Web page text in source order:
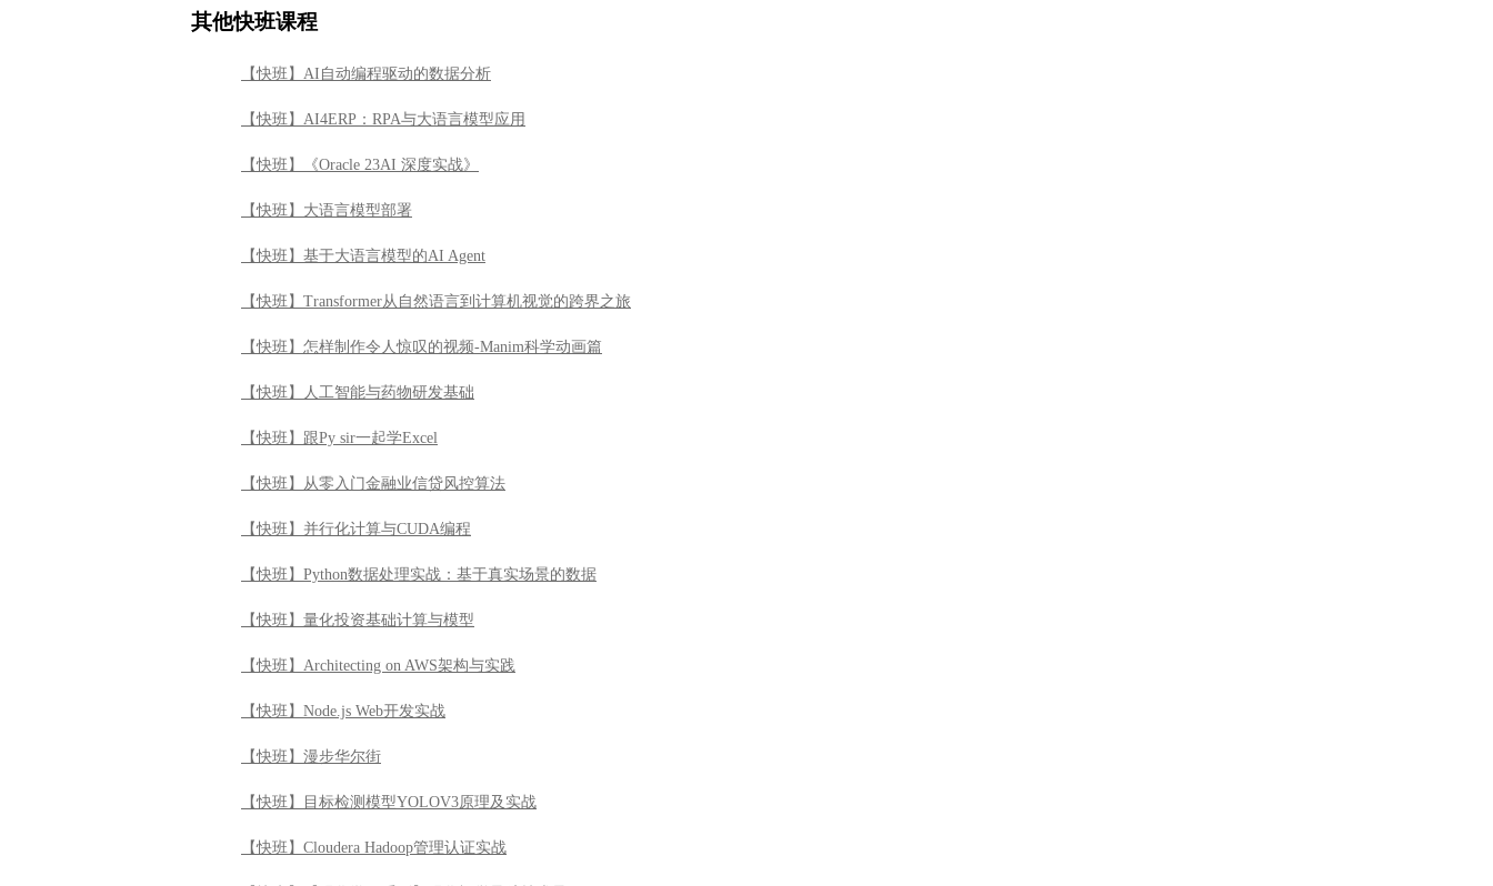
其他快班课程
【快班】AI自动编程驱动的数据分析
【快班】AI4ERP：RPA与大语言模型应用
【快班】《Oracle 23AI 深度实战》
【快班】大语言模型部署
【快班】基于大语言模型的AI Agent
【快班】Transformer从自然语言到计算机视觉的跨界之旅
【快班】怎样制作令人惊叹的视频-Manim科学动画篇
【快班】人工智能与药物研发基础
【快班】跟Py sir一起学Excel
【快班】从零入门金融业信贷风控算法
【快班】并行化计算与CUDA编程
【快班】Python数据处理实战：基于真实场景的数据
【快班】量化投资基础计算与模型
【快班】Architecting on AWS架构与实践
【快班】Node.js Web开发实战
【快班】漫步华尔街
【快班】目标检测模型YOLOV3原理及实战
【快班】Cloudera Hadoop管理认证实战